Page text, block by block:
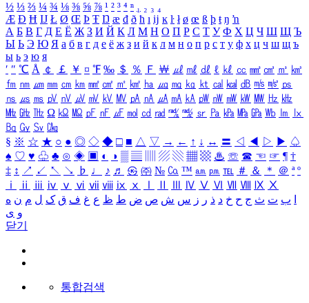
½ ⅓ ⅔ ¼ ¾ ⅛ ⅜ ⅝ ⅞ ¹ ² ³ ⁴ ⁿ ₁ ₂ ₃ ₄
Æ Ð Ħ Ĳ Ł Ø Œ Þ Ŧ Ŋ æ đ ð ħ ı ĳ ĸ ŀ ł ø œ ß þ ŧ ŋ ŉ
А Б В Г Д Е Ё Ж З И Й К Л М Н О П Р С Т У Ф Х Ц Ч Ш Щ Ъ
Ы Ь Э Ю Я а б в г д е ё ж з и й к л м н о п р с т у ф х ц ч ш щ ъ
ы ь э ю я
′ ″ ℃ Å ￠ ￡ ￥ ¤ ℉ ‰ ＄ ％ Ｆ ￦ ㎕ ㎖ ㎗ ℓ ㎘ ㏄ ㎣ ㎤ ㎥ ㎦
㎙ ㎚ ㎛ ㎜ ㎝ ㎞ ㎟ ㎠ ㎡ ㎢ ㏊ ㎍ ㎎ ㎏ ㏏ ㎈ ㎉ ㏈ ㎧ ㎨ ㎰
㎱ ㎲ ㎳ ㎴ ㎵ ㎶ ㎷ ㎸ ㎹ ㎀ ㎁ ㎂ ㎃ ㎄ ㎺ ㎻ ㎽ ㎾ ㎿ ㎐ ㎑
㎒ ㎓ ㎔ Ω ㏀ ㏁ ㎊ ㎋ ㎌ ㏖ ㏅ ㎭ ㎮ ㎯ ㏛ ㎩ ㎪ ㎫ ㎬ ㏝ ㏐
㏓
㏃ ㏉ ㏜ ㏆
§ ※ ☆ ★ ○ ● ◎ ◇ ◆ □ ■ △ ▽ → ← ↑ ↓ ↔ 〓 ◁ ◀ ▷ ▶ ♤
♠ ♡ ♥ ♧ ♣ ⊙ ◈ ▣ ◐ ◑ ▒ ▤ ▨ ▧ ▦ ▩ ♨ ☏ ☎ ☜ ☞ ¶ †
‡ ↕ ↗ ↙ ↖ ↘ ♭ ♩ ♪ ♬ ㉿ ㈜ № ㏇ ™ ㏂ ㏘ ℡ ＃ ＆ ＊ ＠ ª º
ⅰ
ⅱ ⅲ ⅳ ⅴ ⅵ ⅶ ⅷ ⅸ ⅹ Ⅳ Ⅴ Ⅵ Ⅶ Ⅷ Ⅸ Ⅹ
ب ت ث ج ح خ د ذ ر ز س ش ص ض ط ظ ع غ ف ق ک ل م ن ه
و ی
닫기
통합검색